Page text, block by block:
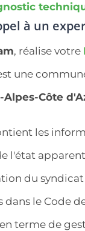
à un
, réalise votre
une
Alpes-Côte
les
l'état
du
dans le Code
terme de